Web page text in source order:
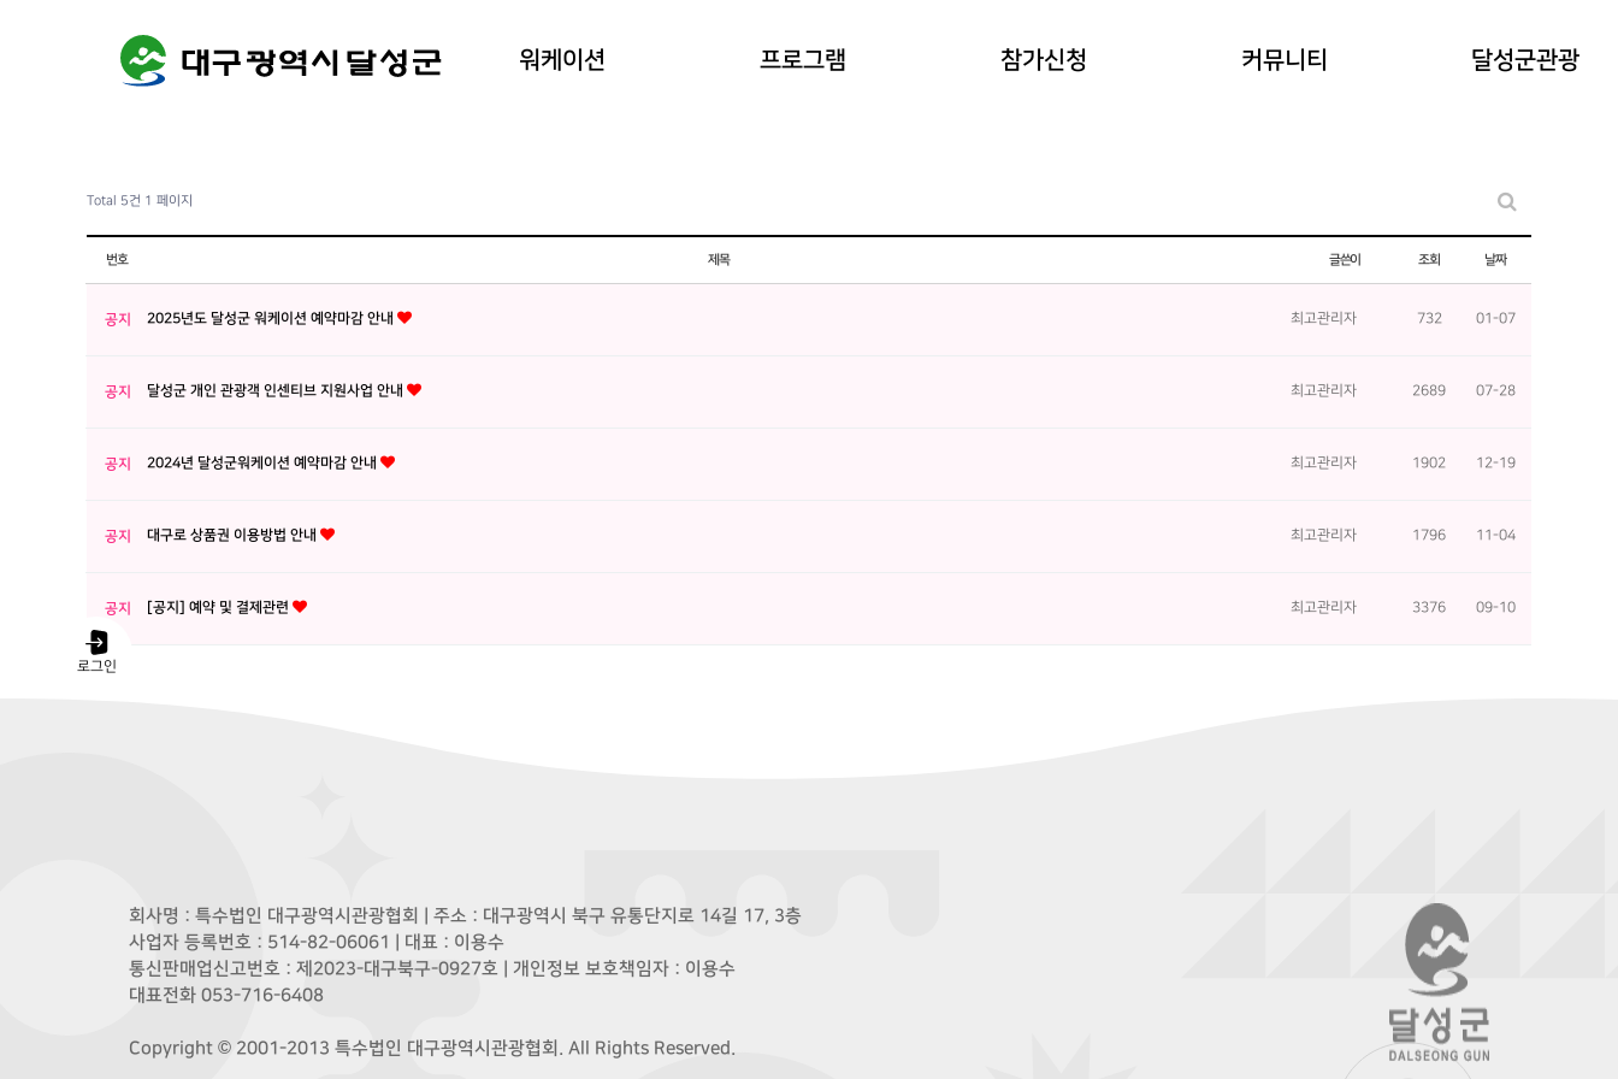
워케이션 프로그램 참가신청 커뮤니티 달성군관광
로그인
(네이처파크)
Total 5건 1 페이지
번호 제목 글쓴이 조회 날짜
공지 2025년도 달성군 워케이션 예약마감 안내 최고관리자 732 01-07
공지 달성군 개인 관광객 인센티브 지원사업 안내 최고관리자 2689 07-28
공지 2024년 달성군워케이션 예약마감 안내 최고관리자 1902 12-19
공지 대구로 상품권 이용방법 안내 최고관리자 1796 11-04
공지 [공지] 예약 및 결제관련 최고관리자 3376 09-10
회사명 : 특수법인 대구광역시관광협회 | 주소 : 대구광역시 북구 유통단지로 14길 17, 3층
사업자 등록번호 : 514-82-06061 | 대표 : 이용수
통신판매업신고번호 : 제2023-대구북구-0927호 | 개인정보 보호책임자 : 이용수
대표전화 053-716-6408
Copyright © 2001-2013 특수법인 대구광역시관광협회. All Rights Reserved.